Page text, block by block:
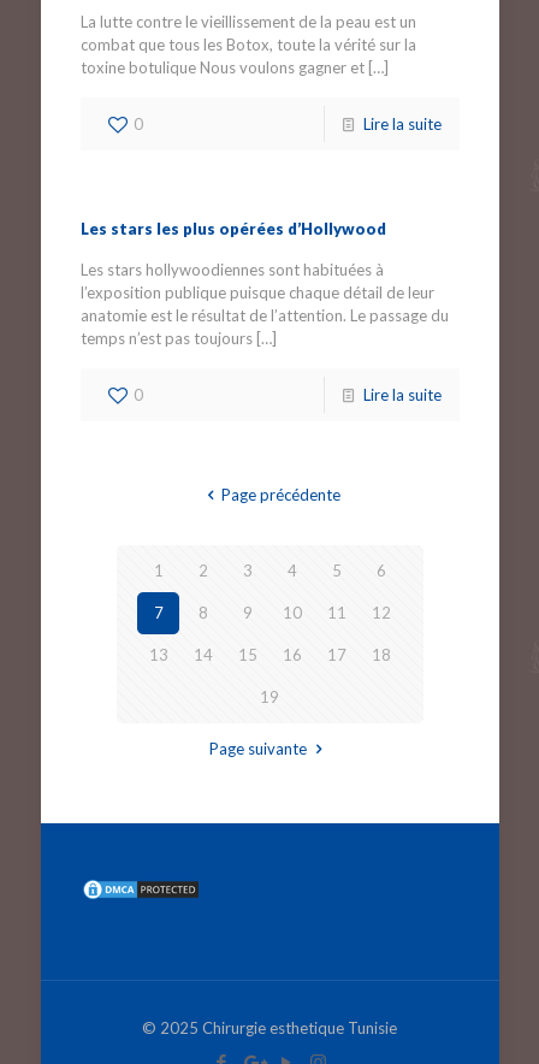
La lutte contre le vieillissement de la peau est un
combat que tous les Botox, toute la vérité sur la
toxine botulique Nous voulons gagner et[…]
0 Lire la suite
Les stars les plus opérées d’Hollywood
Les stars hollywoodiennes sont habituées à
l’exposition publique puisque chaque détail de leur
anatomie est le résultat de l’attention. Le passage du
temps n’est pas toujours[…]
0 Lire la suite
Page précédente
1 2 3 4 5 6
7 8 9 10 11 12
13 14 15 16 17 18
19
Page suivante
© 2025 Chirurgie esthetique Tunisie